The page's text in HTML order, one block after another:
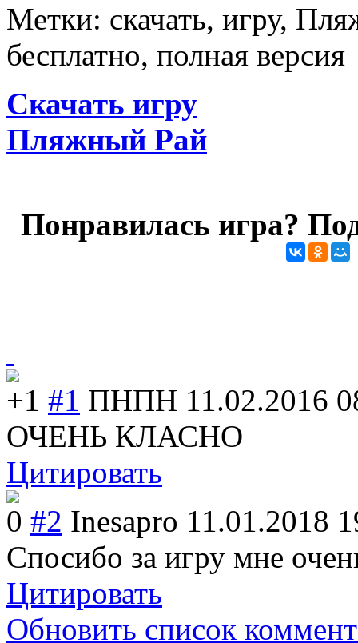
Метки: скачать, игру,
бесплатно, полная версия
Скачать игру
Пляжный Рай
Понравилась игра?
+1 #1 ПНПН 11.02.2016
ОЧЕНЬ КЛАСНО
Цитировать
0 #2 Inesapro 11.01.2018
Спосибо за игру мне
Цитировать
Обновить список